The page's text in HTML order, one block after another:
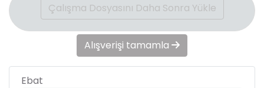
Çalışma Dosyasını Daha Sonra Yükle
Alışverişi tamamla
Ebat